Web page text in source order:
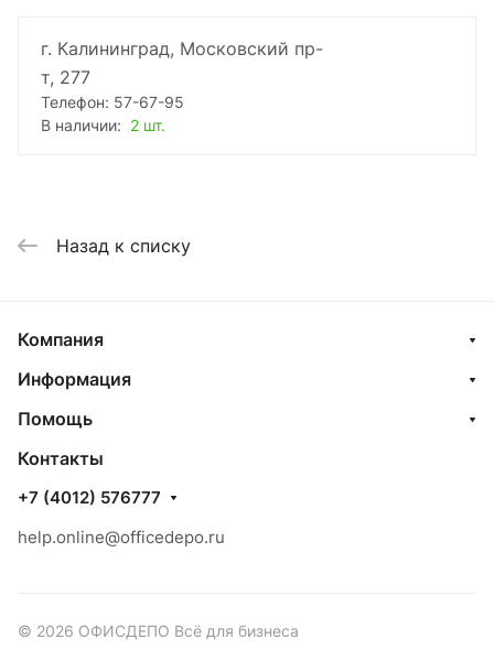
г. Калининград, Московский пр-
т, 277
Телефон: 57-67-95
В наличии: 2 шт.
Назад к списку
Компания
Информация
Помощь
Контакты
+7 (4012) 576777
help.online@officedepo.ru
© 2026 ОФИСДЕПО Всё для бизнеса